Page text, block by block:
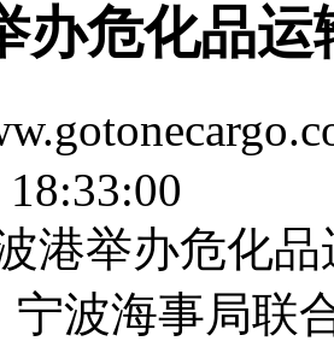
办危化品
港举办危化
宁波海事局联